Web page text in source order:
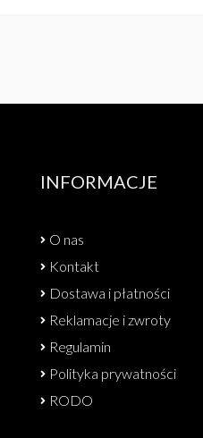
INFORMACJE
O nas
Kontakt
Dostawa i płatności
Reklamacje i zwroty
Regulamin
Polityka prywatności
RODO